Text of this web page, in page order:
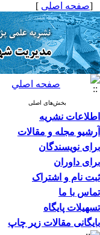
[صفحه اصلی ]
صفحه اصلي
بخش‌های اصلی
اطلاعات نشریه
آرشیو مجله و مقالات
برای نویسندگان
برای داوران
ثبت نام و اشتراک
تماس با ما
تسهیلات پایگاه
بایگانی مقالات زیر چاپ